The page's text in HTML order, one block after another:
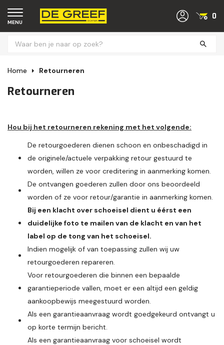
MENU
0
Home Retourneren
Retourneren
Hou bij het retourneren rekening met het volgende:
De retourgoederen dienen schoon en onbeschadigd in
de originele/actuele verpakking retour gestuurd te
worden, willen ze voor creditering in aanmerking komen.
De ontvangen goederen zullen door ons beoordeeld
worden of ze voor retour/garantie in aanmerking komen.
Bij een klacht over schoeisel dient u éérst een
duidelijke foto te mailen van de klacht en van het
label op de tong van het schoeisel.
Indien mogelijk of van toepassing zullen wij uw
retourgoederen repareren.
Voor retourgoederen die binnen een bepaalde
garantieperiode vallen, moet er een altijd een geldig
aankoopbewijs meegestuurd worden.
Als een garantieaanvraag wordt goedgekeurd ontvangt u
op korte termijn bericht.
Als een garantieaanvraag voor schoeisel wordt